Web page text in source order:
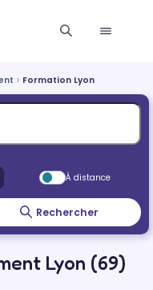
Formation Lyon
À distance
Rechercher
Lyon (69)